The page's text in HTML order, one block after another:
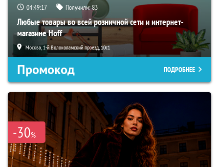
04:49:16 Получили:83
Любые товары во всей розничной сети и интернет-
магазине Hoff
Москва, 1-й Волоколамский проезд, 10с1
Промокод ПОДРОБНЕЕ
-30%